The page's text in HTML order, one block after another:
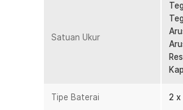
proses pemeriksaan listrik
Material Unggulan Ekstra
Berkat penggunaan material
ini. Untuk alasan keamanan,
Kelengkapan Produk
Satuan Ukur
Tipe Baterai 2 x